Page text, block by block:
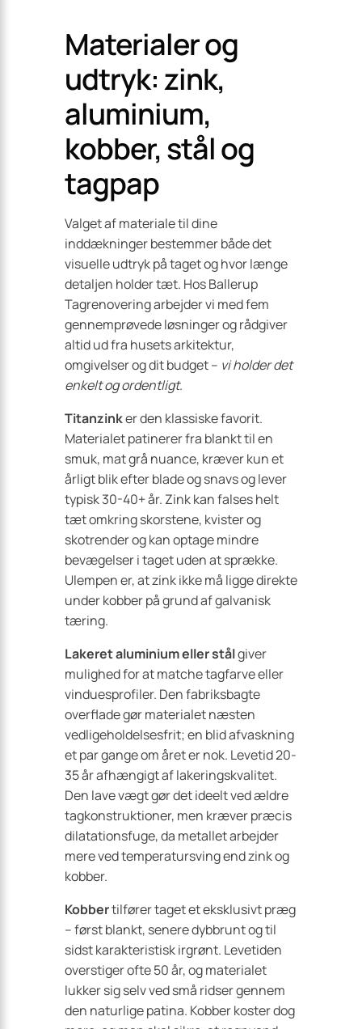
Materialer og
udtryk: zink,
aluminium,
kobber, stål og
tagpap
Valget af materiale til dine
inddækninger bestemmer både det
visuelle udtryk på taget og hvor længe
detaljen holder tæt. Hos Ballerup
Tagrenovering arbejder vi med fem
gennemprøvede løsninger og rådgiver
altid ud fra husets arkitektur,
omgivelser og dit budget – vi holder det
enkelt og ordentligt.
Titanzinker den klassiske favorit.
Materialet patinerer fra blankt til en
smuk, mat grå nuance, kræver kun et
årligt blik efter blade og snavs og lever
typisk 30-40+ år. Zink kan falses helt
tæt omkring skorstene, kvister og
skotrender og kan optage mindre
bevægelser i taget uden at sprække.
Ulempen er, at zink ikke må ligge direkte
under kobber på grund af galvanisk
tæring.
Lakeret aluminium eller stålgiver
mulighed for at matche tagfarve eller
vinduesprofiler. Den fabriksbagte
overflade gør materialet næsten
vedligeholdelsesfrit; en blid afvaskning
et par gange om året er nok. Levetid 20-
35 år afhængigt af lakeringskvalitet.
Den lave vægt gør det ideelt ved ældre
tagkonstruktioner, men kræver præcis
dilatationsfuge, da metallet arbejder
mere ved temperatursving end zink og
kobber.
Kobbertilfører taget et eksklusivt præg
– først blankt, senere dybbrunt og til
sidst karakteristisk irgrønt. Levetiden
overstiger ofte 50 år, og materialet
lukker sig selv ved små ridser gennem
den naturlige patina. Kobber koster dog